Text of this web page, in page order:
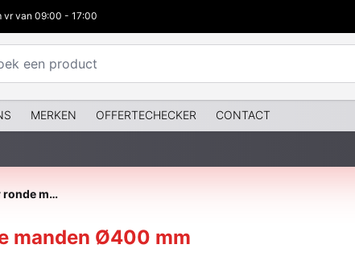
vr van 09:00 - 17:00
MERKEN OFFERTECHECKER CONTACT
Steun rooster voor ronde manden Ø400 mm
manden Ø400 mm